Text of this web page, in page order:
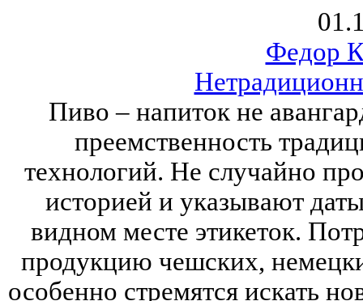
Федор
Пиво – напиток не
преемственность
технологий. Не случайно
историей и указывают
видном месте этикеток.
продукцию чешских,
особенно стремятся искать